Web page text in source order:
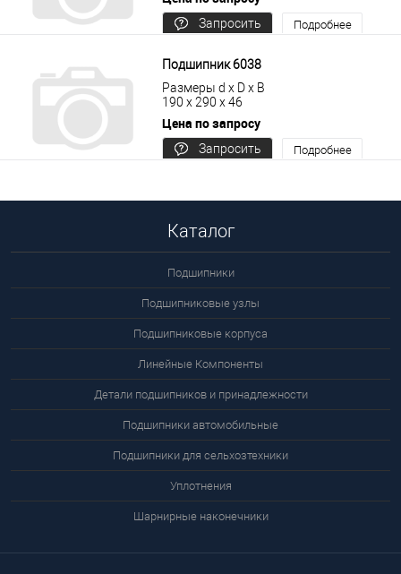
Запросить
Подробнее
Подшипник 6038
Размеры d x D x B
190 x 290 x 46
Цена по запросу
Запросить
Подробнее
Каталог
Подшипники
Подшипниковые узлы
Подшипниковые корпуса
Линейные Компоненты
Детали подшипников и принадлежности
Подшипники автомобильные
Подшипники для сельхозтехники
Уплотнения
Шарнирные наконечники